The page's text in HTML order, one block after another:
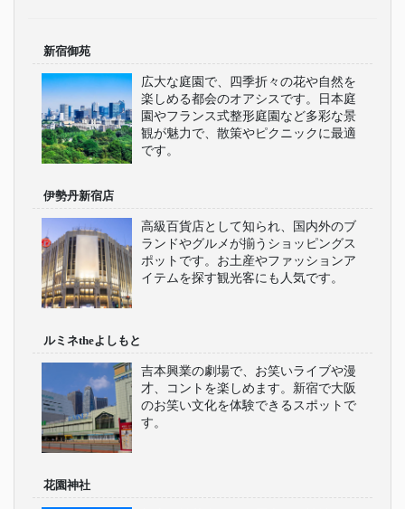
新宿御苑
広大な庭園で、四季折々の花や自然を
楽しめる都会のオアシスです。日本庭
園やフランス式整形庭園など多彩な景
観が魅力で、散策やピクニックに最適
です。
伊勢丹新宿店
高級百貨店として知られ、国内外のブ
ランドやグルメが揃うショッピングス
ポットです。お土産やファッションア
イテムを探す観光客にも人気です。
ルミネtheよしもと
吉本興業の劇場で、お笑いライブや漫
才、コントを楽しめます。新宿で大阪
のお笑い文化を体験できるスポットで
す。
花園神社